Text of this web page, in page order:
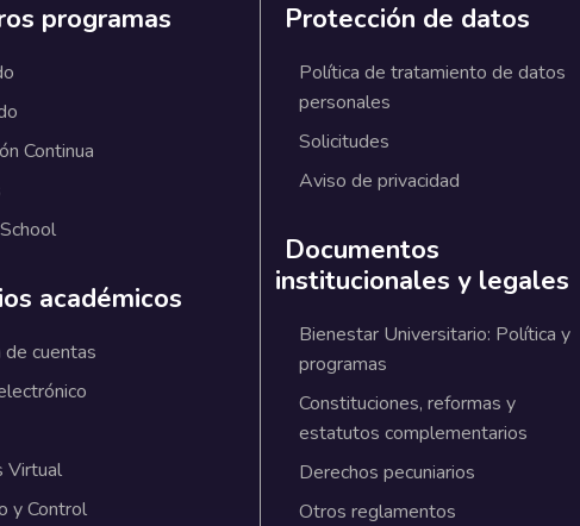
programas
Continua
académicos
cuentas
Virtual
y Control
Protección de datos
Política de tratamiento de datos
personales
Solicitudes
Aviso de privacidad
Documentos
institucionales y legales
Bienestar Universitario: Política y
programas
Constituciones, reformas y
estatutos complementarios
Derechos pecuniarios
Otros reglamentos